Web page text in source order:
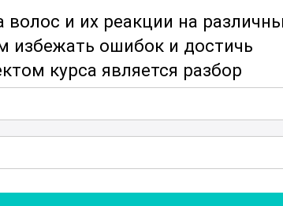
волос и их реакции на
избежать ошибок и достичь
курса является разбор
выпрямление, завивку и
требуют особого подхода, и
обработки для каждого типа
и правильному